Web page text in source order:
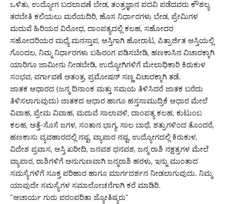
ಒಳಿತು, ಉದ್ಯೋಗ ಬದಲಾವಣೆ ಬೇಡ, ತಂತ್ರಜ್ಞಾನ ಪದವಿ ಪಡೆದವರು ಕೌಶಲ್ಯ
ತರಬೇತಿ ಕಲಿಯಲು ಮರೆಯದಿರಿ, ಹೊಸ ನಿರ್ಧಾರಗಳು ಬೇಡ, ಪ್ರೇಮಿಗಳ
ಮದುವೆ ಹಿರಿಯರ ವಿರೋಧ, ದಾಂಪತ್ಯದಲ್ಲಿ ಕಲಹ, ಸಹೋದರ
ಸಹೋದರಿಯರ ಮಧ್ಯೆ ಮನಸ್ತಾಪ, ಆಸ್ತಿಗಾಗಿ ಹೋರಾಟ, ಪಿತ್ರಾರ್ಜಿತ ಆಸ್ತಿಯಲ್ಲಿ
ಗೊಂದಲ, ನಿಮ್ಮ ನಿರ್ಧಾರಗಳು ಬಹಿರಂಗ ಪಡಿಸಬೇಡಿ, ಹಣಕಾಸಿನ ವಿಚಾರಕ್ಕಾಗಿ
ಯಾರಿಗೂ ಜಾಮೀನು ನೀಡಬೇಡಿ, ಉದ್ಯೋಗಿಗಳಿಗೆ ಮೇಲಾಧಿಕಾರಿ ಕಿರುಕುಳ
ಸಂಭವ, ವರ್ಗಾವಣೆ ಅತಂತ್ರ, ಪ್ರಮೋಷನ್ ಸಣ್ಣ ವಿಚಾರಕ್ಕಾಗಿ ತಡೆ.
ಜಾತಕ ಆಧಾರದ (ಜನ್ಮ ದಿನಾಂಕ ಮತ್ತು ಸಮಯ ತಿಳಿಸಿದರೆ ಜಾತಕ ಬರೆದು
ತಿಳಿಸಲಾಗುವುದು) ಜಾತಕದ ಆಧಾರ ಹಾಗೂ ಹಸ್ತಸಾಮುದ್ರಿಕೆ ಆಧಾರ ಮೇಲೆ
ವಿವಾಹ, ಪ್ರೇಮ ವಿವಾಹ, ಮದುವೆ ಸಾಲಾವಳಿ, ದಾಂಪತ್ಯ ಕಲಹ, ಕುಟುಂಬ
ಕಲಹ, ಅತ್ತೆ-ಸೊಸೆ ಜಗಳ, ಸಂತಾನ ಭಾಗ್ಯ, ಸಾಲ ಬಾಧೆ, ಶತ್ರುಗಳಿಂದ ತೊಂದರೆ,
ಹಣಕಾಸು ವ್ಯವಹಾರದಲ್ಲಿ ನಷ್ಟ, ವ್ಯಾಪಾರ ನಷ್ಟ, ಉದ್ಯೋಗದಲ್ಲಿ ಕಿರುಕುಳ,
ವಿದೇಶ ಪ್ರವಾಸ, ಆಸ್ತಿ ಖರೀದಿ, ಜನವಶ ಧನವಶ, ಜನ್ಮ ರಾಶಿ ನಕ್ಷತ್ರಗಳ ಮೇಲೆ
ವ್ಯಾಪಾರ, ರಾಶಿಗಳಿಗೆ ಅನುಗುಣವಾಗಿ ಜನ್ಮರಾಶಿ ಹರಳು, ಇನ್ನು ಮುಂತಾದ
ಸಮಸ್ಯೆಗಳಿಗೆ ಸೂಕ್ತ ಪರಿಹಾರ ಹಾಗೂ ಮಾರ್ಗದರ್ಶನ ನೀಡಲಾಗುವುದು. ನಿಮ್ಮ
ಯಾವುದೇ ಸಮಸ್ಯೆಗಳ ಸಮಾಲೋಚನೆಗಾಗಿ ಕರೆ ಮಾಡಿರಿ.
“ಆಚಾರ್ಯ ಗುರು ಪರಂಪರಿತಾ ಜ್ಯೋತಿಷ್ಯರು”